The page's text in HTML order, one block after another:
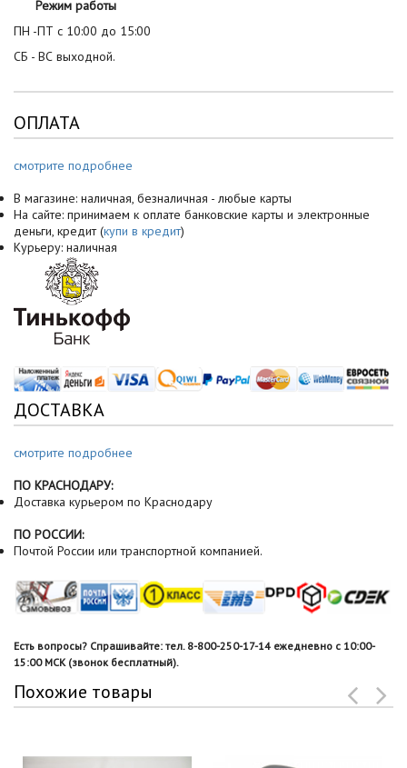
Режим работы
ПН -ПТ с 10:00 до 15:00
СБ - ВС выходной.
ОПЛАТА
смотрите подробнее
В магазине: наличная, безналичная - любые карты
На сайте: принимаем к оплате банковские карты и электронные
деньги, кредит (купи в кредит)
Курьеру: наличная
ДОСТАВКА
смотрите подробнее
ПО КРАСНОДАРУ:
Доставка курьером по Краснодару
ПО РОССИИ:
Почтой России или транспортной компанией.
Есть вопросы? Спрашивайте: тел. 8-800-250-17-14 ежедневно с 10:00-
15:00 МСК (звонок бесплатный).
Похожие товары